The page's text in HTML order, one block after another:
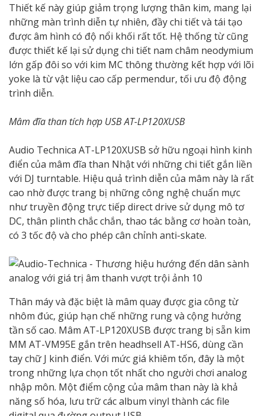
Thiết kế này giúp giảm trọng lượng thân kim, mang lại
những màn trình diễn tự nhiên, đầy chi tiết và tái tạo
được âm hình có độ nổi khối rất tốt. Hệ thống từ cũng
được thiết kế lại sử dụng chi tiết nam châm neodymium
lớn gấp đôi so với kim MC thông thường kết hợp với lõi
yoke là từ vật liệu cao cấp permendur, tối ưu độ động
trình diễn.
Mâm đĩa than tích hợp USB AT-LP120XUSB
Audio Technica AT-LP120XUSB sở hữu ngoại hình kinh
điển của mâm đĩa than Nhật với những chi tiết gắn liền
với DJ turntable. Hiệu quả trình diễn của mâm này là rất
cao nhờ được trang bị những công nghệ chuẩn mực
như truyền động trực tiếp direct drive sử dụng mô tơ
DC, thân plinth chắc chắn, thao tác bằng cơ hoàn toàn,
có 3 tốc độ và cho phép cân chỉnh anti-skate.
Thân máy và đặc biệt là mâm quay được gia công từ
nhôm đúc, giúp hạn chế những rung và cộng hưởng
tần số cao. Mâm AT-LP120XUSB được trang bị sẵn kim
MM AT-VM95E gắn trên headhsell AT-HS6, dùng cần
tay chữ J kinh điển. Với mức giá khiêm tốn, đây là một
trong những lựa chọn tốt nhất cho người chơi analog
nhập môn. Một điểm cộng của mâm than này là khả
năng số hóa, lưu trữ các album vinyl thành các file